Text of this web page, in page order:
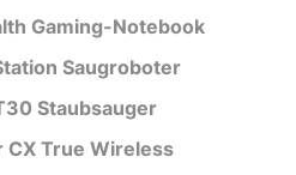
Gaming-Notebook
Saugroboter
Staubsauger
CX True Wireless